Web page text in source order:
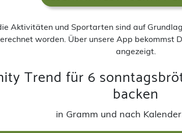
Aktivitäten und Sportarten sind auf
worden. Über unsere App bekommst
angezeigt.
Trend für 6
backen
in Gramm und nach